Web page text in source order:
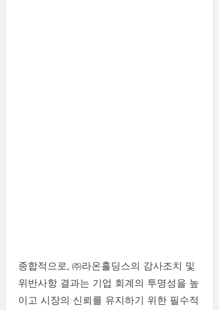
종합적으로, ㈜라온홀딩스의 감사조치 및
위반사항 결과는 기업 회계의 투명성을 높
이고 시장의 신뢰를 유지하기 위한 필수적